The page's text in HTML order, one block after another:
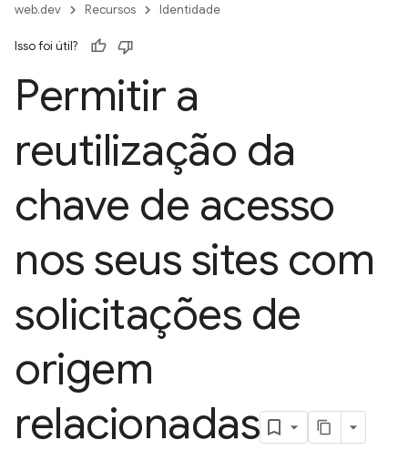
web.dev Recursos Identidade
Isso foi útil?
Permitir a
reutilização da
chave de acesso
nos seus sites com
solicitações de
origem
relacionadas